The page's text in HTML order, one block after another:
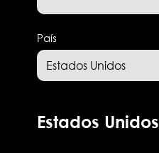
País
Estados Unidos